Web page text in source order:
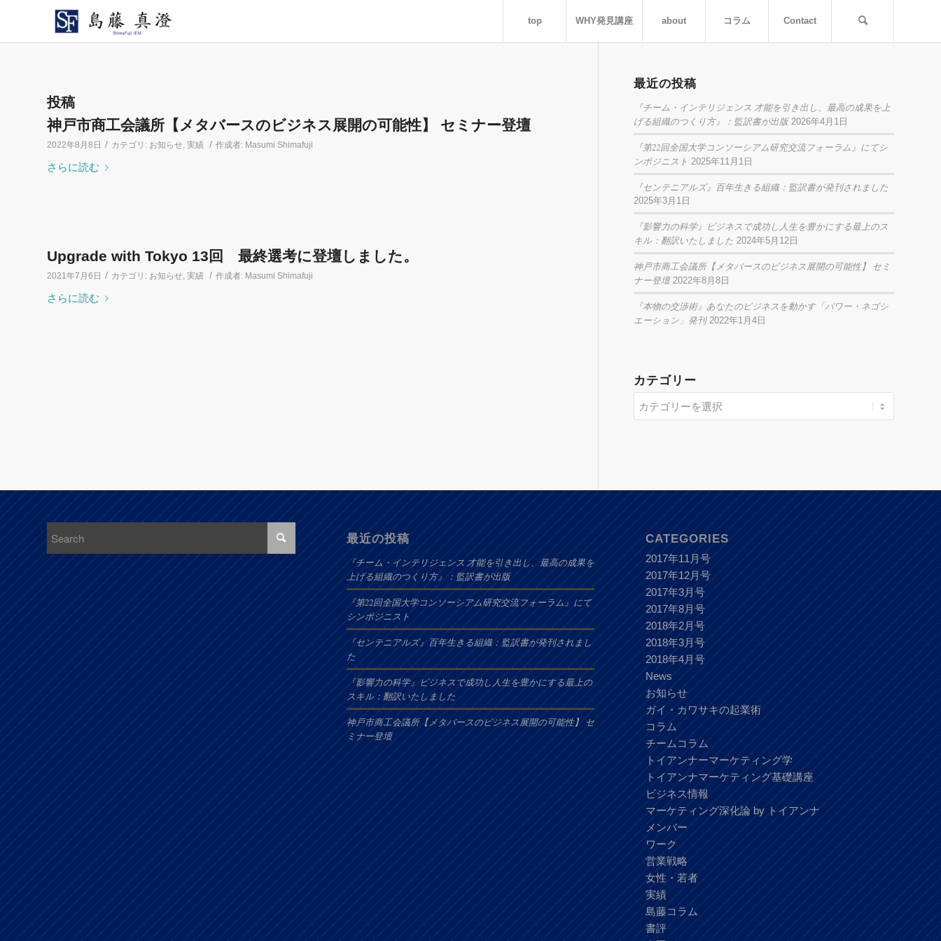
top WHY発見講座 about コラム Contact
投稿
神戸市商工会議所【メタバースのビジネス展開の可能性】 セミナー登壇
2022年8月8日 / カテゴリ: お知らせ, 実績 / 作成者: Masumi Shimafuji
さらに読む
Upgrade with Tokyo 13回 最終選考に登壇しました。
2021年7月6日 / カテゴリ: お知らせ, 実績 / 作成者: Masumi Shimafuji
さらに読む
最近の投稿
『チーム・インテリジェンス 才能を引き出し、最高の成果を上
げる組織のつくり方』：監訳書が出版 2026年4月1日
『第22回全国大学コンソーシアム研究交流フォーラム』にてシ
ンポジニスト 2025年11月1日
『センテニアルズ』百年生きる組織：監訳書が発刊されました
2025年3月1日
『影響力の科学』ビジネスで成功し人生を豊かにする最上のス
キル：翻訳いたしました 2024年5月12日
神戸市商工会議所【メタバースのビジネス展開の可能性】 セミ
ナー登壇 2022年8月8日
『本物の交渉術』あなたのビジネスを動かす「パワー・ネゴシ
エーション」発刊 2022年1月4日
カテゴリー
最近の投稿
『チーム・インテリジェンス 才能を引き出し、最高の成果を
上げる組織のつくり方』：監訳書が出版
『第22回全国大学コンソーシアム研究交流フォーラム』にて
シンポジニスト
『センテニアルズ』百年生きる組織：監訳書が発刊されまし
た
『影響力の科学』ビジネスで成功し人生を豊かにする最上の
スキル：翻訳いたしました
神戸市商工会議所【メタバースのビジネス展開の可能性】 セ
ミナー登壇
CATEGORIES
2017年11月号
2017年12月号
2017年3月号
2017年8月号
2018年2月号
2018年3月号
2018年4月号
News
お知らせ
ガイ・カワサキの起業術
コラム
チームコラム
トイアンナーマーケティング学
トイアンナマーケティング基礎講座
ビジネス情報
マーケティング深化論 by トイアンナ
メンバー
ワーク
営業戦略
女性・若者
実績
島藤コラム
書評